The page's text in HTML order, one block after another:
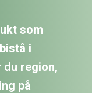
som
i
du region,
på